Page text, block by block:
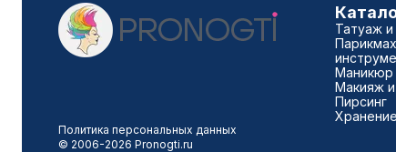
Татуаж и
Маникюр
Макияж
Пирсинг
Политика персональных данных
© 2006-2026 Pronogti.ru